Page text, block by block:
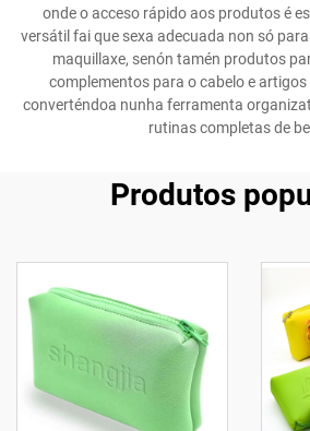
onde o acceso rápido aos produtos é
versátil fai que sexa adecuada non só
maquillaxe, senón tamén produtos
complementos para o cabelo e
converténdoa nunha ferramenta
rutinas completas de
Produtos